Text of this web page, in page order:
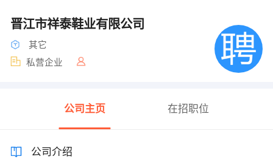
晋江市祥泰鞋业有限公司
其它
私营企业
公司主页 在招职位
公司介绍